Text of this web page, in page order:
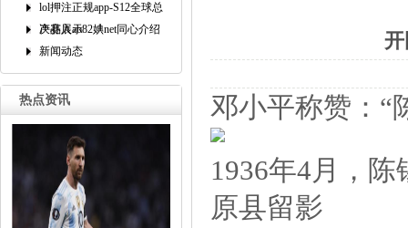
lol押注正规app-S12全球总
决赛入ab82婰net同心介绍
产品展示
新闻动态
热点资讯
邓小平称赞：“
1936年4月，
原县留影